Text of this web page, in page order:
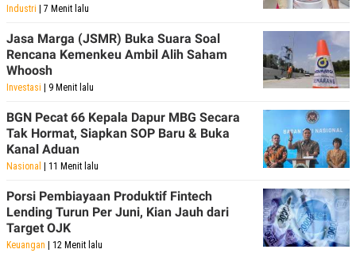
Industri | 7 Menit lalu
Jasa Marga (JSMR) Buka Suara Soal
Rencana Kemenkeu Ambil Alih Saham
Whoosh
Investasi | 9 Menit lalu
BGN Pecat 66 Kepala Dapur MBG Secara
Tak Hormat, Siapkan SOP Baru & Buka
Kanal Aduan
Nasional | 11 Menit lalu
Porsi Pembiayaan Produktif Fintech
Lending Turun Per Juni, Kian Jauh dari
Target OJK
Keuangan | 12 Menit lalu